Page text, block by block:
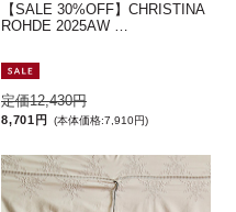
【SALE 30%OFF】CHRISTINA
ROHDE 2025AW …
定価12,430円
8,701円 (本体価格:7,910円)